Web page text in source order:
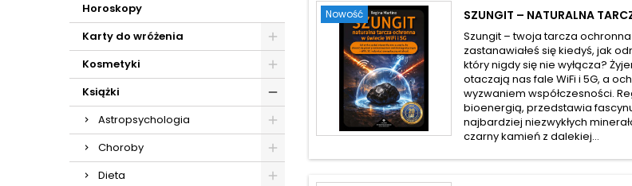
Horoskopy
Karty do wróżenia
Kosmetyki
Książki
Astropsychologia
Choroby
Dieta
Nowość SZUNGIT – NATURALNA
Szungit – twoja tarcza
zastanawiałeś się kiedyś, jak
który nigdy się nie wyłącza?
otaczają nas fale WiFi i 5G, a
wyzwaniem współczesności.
bioenergią, przedstawia
najbardziej niezwykłych
czarny kamień z dalekiej...